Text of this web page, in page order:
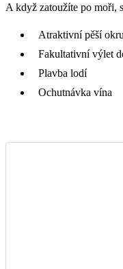
A když zatoužíte po moři,
Atraktivní pěší
Fakultativní výlet
Plavba lodí
Ochutnávka vína